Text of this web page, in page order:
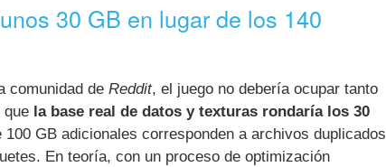
30 GB en lugar de los 140
comunidad de Reddit, el juego no debería ocupar tanto
que la base real de datos y texturas rondaría los 30
GB adicionales corresponden a archivos duplicados
En teoría, con un proceso de optimización